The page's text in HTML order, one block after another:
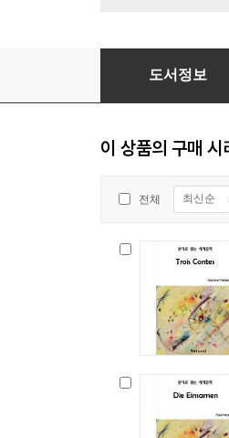
Les Plaisirs et les
도서정보
이 상품의 구매 시
전체 최신순